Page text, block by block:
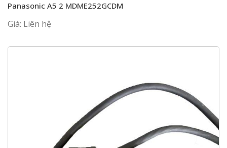
Panasonic A5 2 MDME252GCDM
Giá: Liên hệ